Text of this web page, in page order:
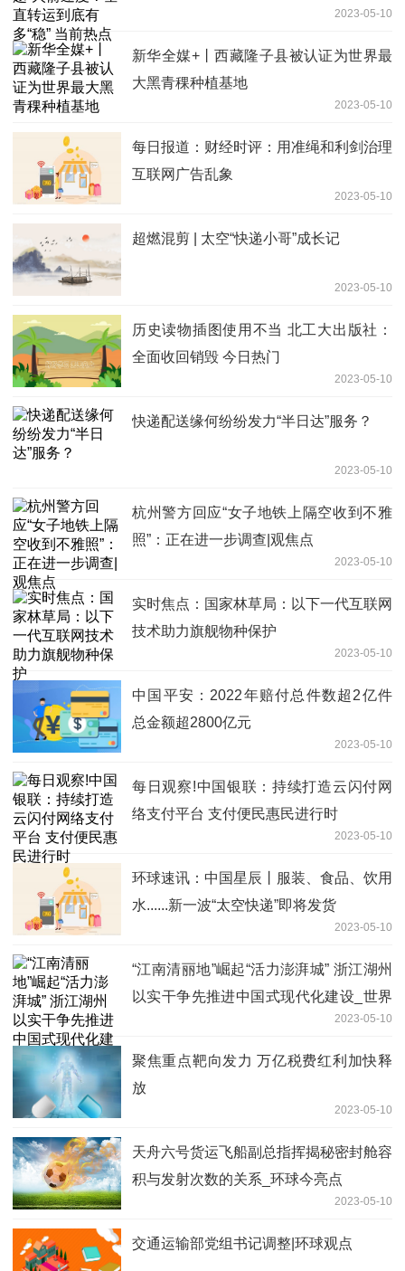
2023-05-10
新华全媒+丨西藏隆子县被认证为世界最
大黑青稞种植基地
2023-05-10
每日报道：财经时评：用准绳和利剑治理
互联网广告乱象
2023-05-10
超燃混剪 | 太空“快递小哥”成长记
2023-05-10
历史读物插图使用不当 北工大出版社：
全面收回销毁 今日热门
2023-05-10
快递配送缘何纷纷发力“半日达”服务？
2023-05-10
杭州警方回应“女子地铁上隔空收到不雅
照”：正在进一步调查|观焦点
2023-05-10
实时焦点：国家林草局：以下一代互联网
技术助力旗舰物种保护
2023-05-10
中国平安：2022年赔付总件数超2亿件
总金额超2800亿元
2023-05-10
每日观察!中国银联：持续打造云闪付网
络支付平台 支付便民惠民进行时
2023-05-10
环球速讯：中国星辰丨服装、食品、饮用
水......新一波“太空快递”即将发货
2023-05-10
“江南清丽地”崛起“活力澎湃城” 浙江湖州
以实干争先推进中国式现代化建设_世界
2023-05-10
聚焦重点靶向发力 万亿税费红利加快释
放
2023-05-10
天舟六号货运飞船副总指挥揭秘密封舱容
积与发射次数的关系_环球今亮点
2023-05-10
交通运输部党组书记调整|环球观点